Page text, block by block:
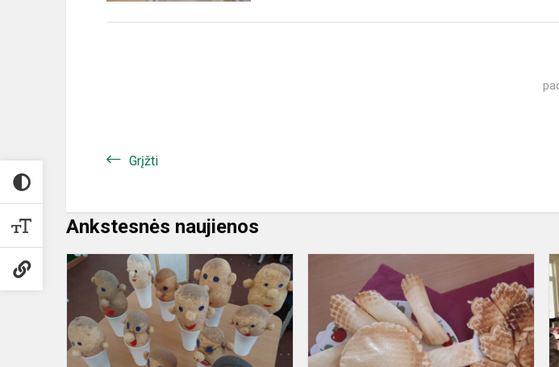
Grįžti
Ankstesnės naujienos
"Oliziukai"